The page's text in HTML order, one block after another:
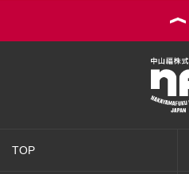
TOP